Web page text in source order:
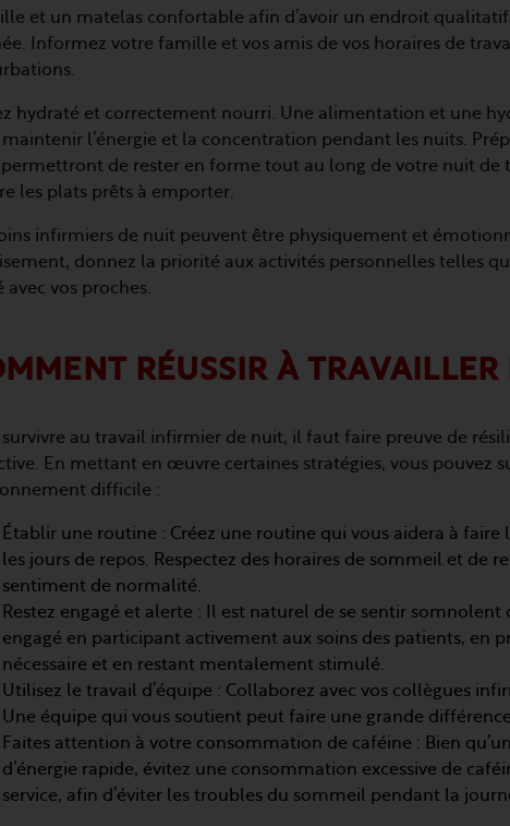
et un matelas confortable afin d’avoir un endroit
Informez votre famille et vos amis de vos horaires de
hydraté et correctement nourri. Une alimentation et une
l’énergie et la concentration pendant les nuits.
de rester en forme tout au long de votre nuit de
les plats prêts à emporter.
infirmiers de nuit peuvent être physiquement et
donnez la priorité aux activités personnelles telles
avec vos proches.
RÉUSSIR À TRAVAILLER
au travail infirmier de nuit, il faut faire preuve de
En mettant en œuvre certaines stratégies, vous pouvez
difficile :
Établir une routine : Créez une routine qui vous aidera à
les jours de repos. Respectez des horaires de sommeil et de
sentiment de normalité.
Restez engagé et alerte : Il est naturel de se sentir
engagé en participant activement aux soins des patients, en
nécessaire et en restant mentalement stimulé.
Utilisez le travail d’équipe : Collaborez avec vos collègues
Une équipe qui vous soutient peut faire une grande
Faites attention à votre consommation de caféine : Bien
d’énergie rapide, évitez une consommation excessive de
service, afin d’éviter les troubles du sommeil pendant la